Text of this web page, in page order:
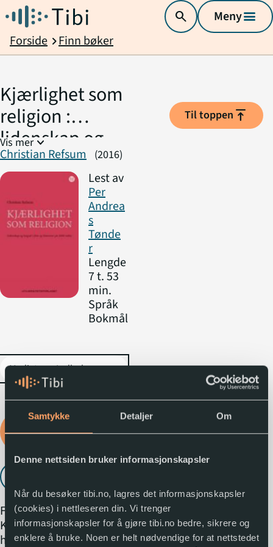
Samtykke Detaljer Om
Denne nettsiden bruker informasjonskapsler
Når du besøker tibi.no, lagres det informasjonskapsler
(cookies) i nettleseren din. Vi trenger
informasjonskapsler for å gjøre tibi.no bedre, sikrere og
enklere å bruke. Noen er helt nødvendige for at nettstedet
search Menymenu
Forside chevron_rightFinn bøker
Kjærlighet som
religion :
lidenskap og
lengsel i film og
litteratur på
2000-tallet
Vis merexpand_more
Christian Refsum (2016)
Lest av
Per
Andrea
s
Tønde
r
Lengde
7 t. 53
min.
Språk
Bokmål
expand_more
Logg inn for å låne
lydboka
Fra forlagets omtale:
Kjærlighet som religion
handler om endringer i
Til toppen vertical_align_top